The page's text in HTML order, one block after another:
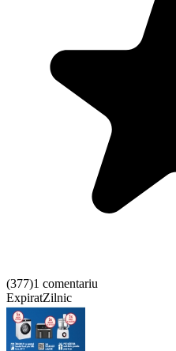
(377)1 comentariu
ExpiratZilnic